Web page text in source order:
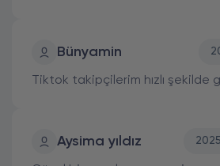
Bünyamin
Tiktok takipçilerim hızlı şekilde
Aysima yıldız